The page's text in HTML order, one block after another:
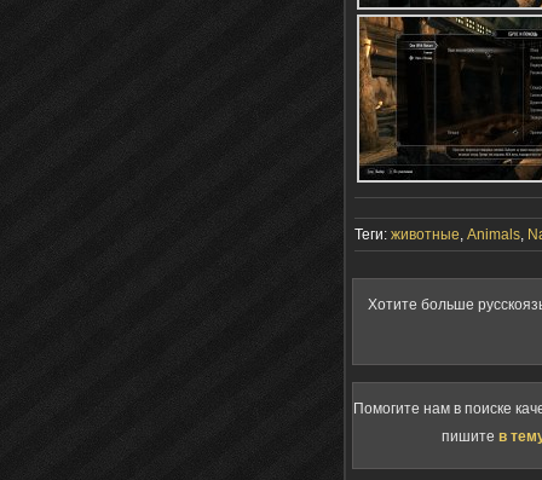
Теги: животные, Animals,
Хотите больше
Помогите нам в поиске
пишите в